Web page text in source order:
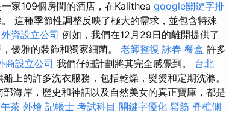
家109個房間的酒店，在Kalithea google關鍵字排
這種季節性調整反映了極大的需求，並包含特殊
外資設立公司 例如，我們在12月29日的離開提供了
優雅的裝飾和獨家細菌。 老師整復 詠春 餐盒 許多
商設立公司 我們仔細計劃將其完全感覺到。 台北
上的許多洗衣服務，包括乾燥，熨燙和定期洗滌。
海岸，歷史和神話以及自然美女的真正寶庫，都是
茶 外燴 記帳士 考試科目 關鍵字優化 鬆筋 脊椎側